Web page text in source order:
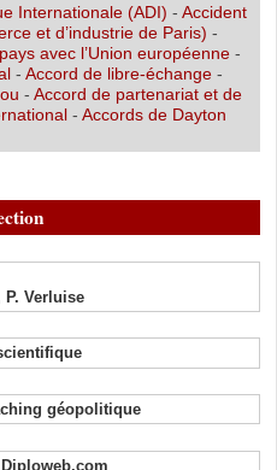
Internationale (ADI) - Accident
et d’industrie de Paris) -
avec l’Union européenne-
- Accord de libre-échange-
- Accord de partenariat et de
- Accords de Dayton
P. Verluise
géopolitique